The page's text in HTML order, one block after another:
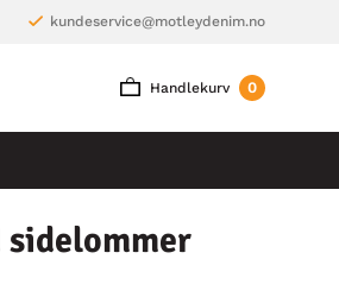
kundeservice@motleydenim.no
Handlekurv 0
sidelommer